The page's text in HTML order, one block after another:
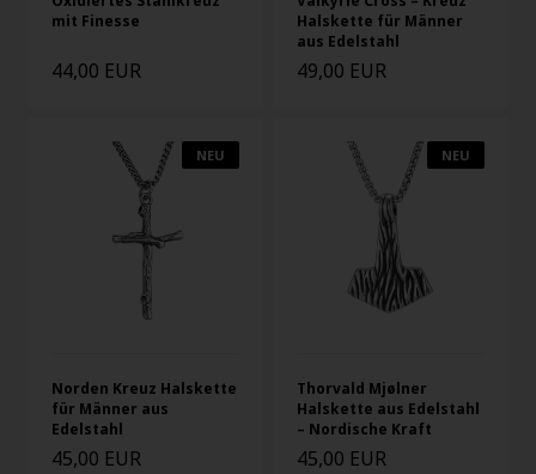
mit Finesse
44,00 EUR
Halskette für Männer
aus Edelstahl
49,00 EUR
NEU
Norden Kreuz Halskette
für Männer aus
Edelstahl
45,00 EUR
NEU
Thorvald Mjølner
Halskette aus Edelstahl
– Nordische Kraft
45,00 EUR